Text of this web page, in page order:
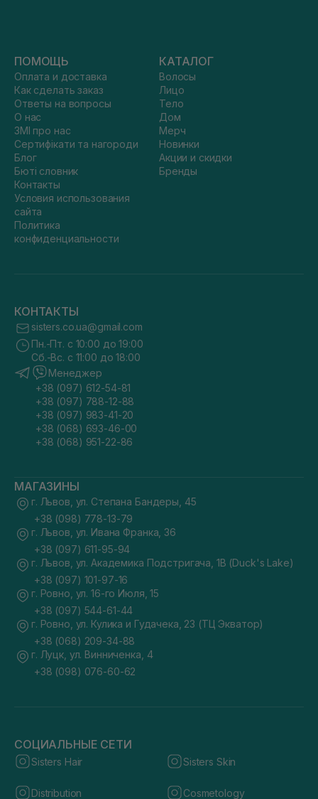
ПОМОЩЬ
Оплата и доставка
Как сделать заказ
Ответы на вопросы
О нас
ЗМІ про нас
Сертифікати та нагороди
Блог
Бюті словник
Контакты
Условия использования
сайта
Политика
конфиденциальности
КАТАЛОГ
Волосы
Лицо
Тело
Дом
Мерч
Новинки
Акции и скидки
Бренды
КОНТАКТЫ
sisters.co.ua@gmail.com
Пн.-Пт. с 10:00 до 19:00
Сб.-Вс. с 11:00 до 18:00
Менеджер
+38 (097) 612-54-81
+38 (097) 788-12-88
+38 (097) 983-41-20
+38 (068) 693-46-00
+38 (068) 951-22-86
МАГАЗИНЫ
г. Львов, ул. Степана Бандеры, 45
+38 (098) 778-13-79
г. Львов, ул. Ивана Франка, 36
+38 (097) 611-95-94
г. Львов, ул. Академика Подстригача, 1В (Duck's Lake)
+38 (097) 101-97-16
г. Ровно, ул. 16-го Июля, 15
+38 (097) 544-61-44
г. Ровно, ул. Кулика и Гудачека, 23 (ТЦ Экватор)
+38 (068) 209-34-88
г. Луцк, ул. Винниченка, 4
+38 (098) 076-60-62
СОЦИАЛЬНЫЕ СЕТИ
Sisters Hair Sisters Skin
Distribution Cosmetology